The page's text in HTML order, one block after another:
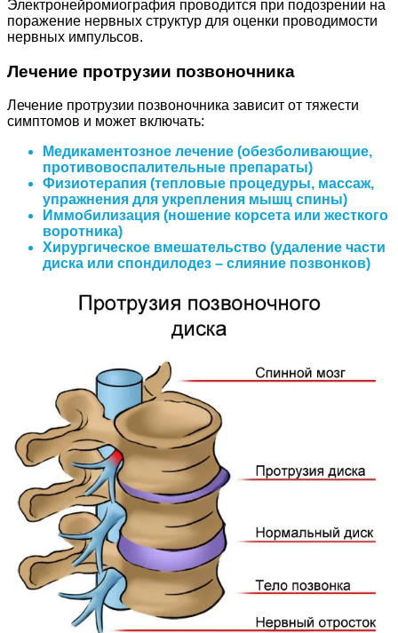
Электронейромиография проводится при подозрении на
поражение нервных структур для оценки проводимости
нервных импульсов.
Лечение протрузии позвоночника
Лечение протрузии позвоночника зависит от тяжести
симптомов и может включать:
Медикаментозное лечение (обезболивающие,
противовоспалительные препараты)
Физиотерапия (тепловые процедуры, массаж,
упражнения для укрепления мышц спины)
Иммобилизация (ношение корсета или жесткого
воротника)
Хирургическое вмешательство (удаление части
диска или спондилодез – слияние позвонков)